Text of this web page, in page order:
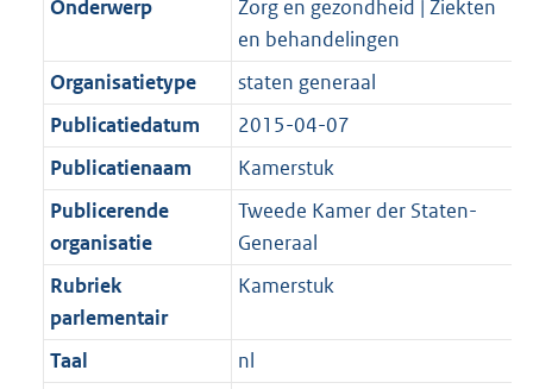
Onderwerp
Zorg en gezondheid | Ziekten
en behandelingen
Organisatietype
staten generaal
Publicatiedatum
2015-04-07
Publicatienaam
Kamerstuk
Publicerende
organisatie
Tweede Kamer der Staten-
Generaal
Rubriek
parlementair
Kamerstuk
Taal
nl